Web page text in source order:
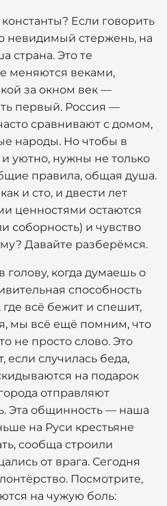
Если говорить
невидимый стержень, на
страна. Это те
меняются веками,
за окном век —
первый. Россия —
сравнивают с домом,
народы. Но чтобы в
уютно, нужны не только
правила, общая душа.
и сто, и двести лет
ценностями остаются
соборность) и чувство
Давайте разберёмся.
голову, когда думаешь о
способность
всё бежит и спешит,
мы всё ещё помним, что
не просто слово. Это
если случилась беда,
на подарок
отправляют
Эта общинность — наша
на Руси крестьяне
сообща строили
от врага. Сегодня
Посмотрите,
на чужую боль: